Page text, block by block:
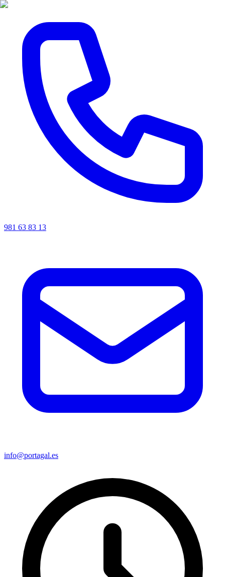
981 63 83 13
info@portagal.es